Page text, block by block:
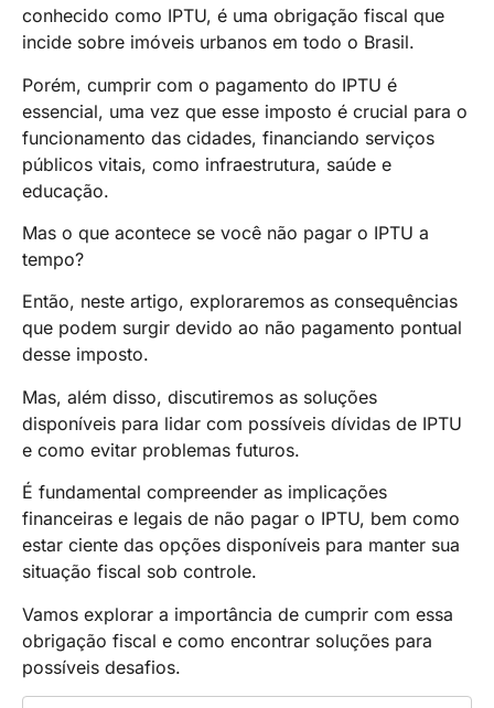
conhecido como IPTU, é uma obrigação fiscal que
incide sobre imóveis urbanos em todo o Brasil.
Porém, cumprir com o pagamento do IPTU é
essencial, uma vez que esse imposto é crucial para o
funcionamento das cidades, financiando serviços
públicos vitais, como infraestrutura, saúde e
educação.
Mas o que acontece se você não pagar o IPTU a
tempo?
Então, neste artigo, exploraremos as consequências
que podem surgir devido ao não pagamento pontual
desse imposto.
Mas, além disso, discutiremos as soluções
disponíveis para lidar com possíveis dívidas de IPTU
e como evitar problemas futuros.
É fundamental compreender as implicações
financeiras e legais de não pagar o IPTU, bem como
estar ciente das opções disponíveis para manter sua
situação fiscal sob controle.
Vamos explorar a importância de cumprir com essa
obrigação fiscal e como encontrar soluções para
possíveis desafios.